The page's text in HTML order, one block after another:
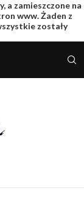
a zamieszczone na
www. Żaden z
zostały